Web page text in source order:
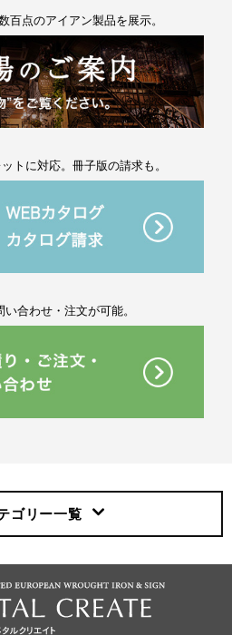
百点のアイアン製品を展示。
トに対応。冊子版の請求も。
い合わせ・注文が可能。
ゴリー一覧